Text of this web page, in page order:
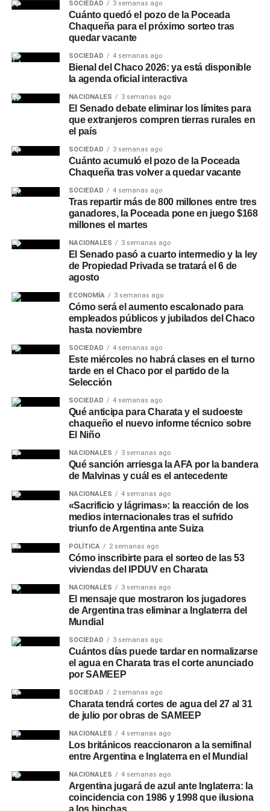
Además del Préstamo Express, la plataforma ofrece el
Préstamo Inmediato, con montos de hasta
$15.000.000, plazos de hasta 24 meses y tasa fija, y el
Préstamo Anticipo en 3 cuotas, pensado para
necesidades puntuales de corto plazo. Para el sector
privado, el Préstamo +Profesionales permite acceder
hasta $30.000.000 con plazos de hasta 24 meses y tasa
fija, mientras que la línea +Comercios está destinada a
comercios adheridos a
$30.000.000, libre destino y gestión 100% online. A estas
opciones se suman otras líneas de gestión presencial,
cuotas, para financiar compras en comercios adheridos
de rubros como construcción, turismo, motos, bicicletas,
hogar y náutica.
Recomendaciones de
seguridad
Desde la entidad remarcaron que NBCH nunca solicita a
sus clientes realizar simulaciones de préstamos, cambios
de contraseñas, instalación de aplicaciones o
transferencias de dinero, y recomendaron operar siempre
a través de los canales oficiales del banco: el WhatsApp
verificado 3624161290
SOCIEDAD 3 semanas ago
Cuánto quedó el pozo de la Poceada
Chaqueña para el próximo sorteo tras
quedar vacante
SOCIEDAD 4 semanas ago
Bienal del Chaco 2026: ya está disponible
la agenda oficial interactiva
NACIONALES 3 semanas ago
El Senado debate eliminar los límites para
que extranjeros compren tierras rurales en
el país
SOCIEDAD 3 semanas ago
Cuánto acumuló el pozo de la Poceada
Chaqueña tras volver a quedar vacante
SOCIEDAD 4 semanas ago
Tras repartir más de 800 millones entre tres
ganadores, la Poceada pone en juego $168
millones el martes
NACIONALES 3 semanas ago
El Senado pasó a cuarto intermedio y la ley
de Propiedad Privada se tratará el 6 de
agosto
ECONOMÍA 3 semanas ago
Cómo será el aumento escalonado para
empleados públicos y jubilados del Chaco
hasta noviembre
SOCIEDAD 4 semanas ago
Este miércoles no habrá clases en el turno
tarde en el Chaco por el partido de la
Selección
SOCIEDAD 4 semanas ago
Qué anticipa para Charata y el sudoeste
chaqueño el nuevo informe técnico sobre
El Niño
NACIONALES 3 semanas ago
Qué sanción arriesga la AFA por la bandera
de Malvinas y cuál es el antecedente
NACIONALES 4 semanas ago
«Sacrificio y lágrimas»: la reacción de los
medios internacionales tras el sufrido
triunfo de Argentina ante Suiza
POLÍTICA 2 semanas ago
Cómo inscribirte para el sorteo de las 53
viviendas del IPDUV en Charata
NACIONALES 3 semanas ago
El mensaje que mostraron los jugadores
de Argentina tras eliminar a Inglaterra del
Mundial
SOCIEDAD 3 semanas ago
Cuántos días puede tardar en normalizarse
el agua en Charata tras el corte anunciado
por SAMEEP
SOCIEDAD 2 semanas ago
Charata tendrá cortes de agua del 27 al 31
de julio por obras de SAMEEP
NACIONALES 4 semanas ago
Los británicos reaccionaron a la semifinal
entre Argentina e Inglaterra en el Mundial
NACIONALES 4 semanas ago
Argentina jugará de azul ante Inglaterra: la
coincidencia con 1986 y 1998 que ilusiona
a los hinchas